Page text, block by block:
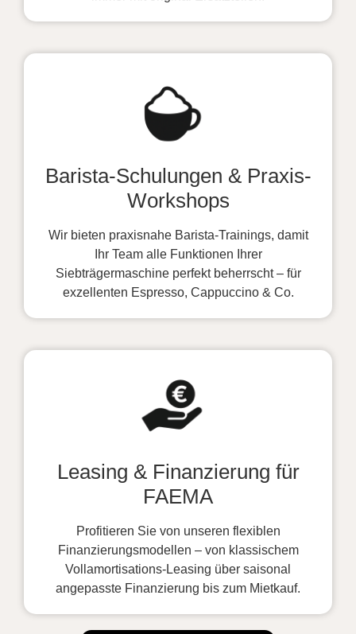
Barista-Schulungen & Praxis-
Workshops
Wir bieten praxisnahe Barista-Trainings, damit
Ihr Team alle Funktionen Ihrer
Siebträgermaschine perfekt beherrscht – für
exzellenten Espresso, Cappuccino & Co.
Leasing & Finanzierung für
FAEMA
Profitieren Sie von unseren flexiblen
Finanzierungsmodellen – von klassischem
Vollamortisations-Leasing über saisonal
angepasste Finanzierung bis zum Mietkauf.